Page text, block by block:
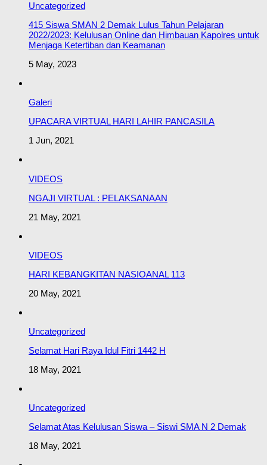
Uncategorized
415 Siswa SMAN 2 Demak Lulus Tahun Pelajaran
2022/2023: Kelulusan Online dan Himbauan Kapolres untuk
Menjaga Ketertiban dan Keamanan
5 May, 2023
Galeri
UPACARA VIRTUAL HARI LAHIR PANCASILA
1 Jun, 2021
VIDEOS
NGAJI VIRTUAL : PELAKSANAAN
21 May, 2021
VIDEOS
HARI KEBANGKITAN NASIOANAL 113
20 May, 2021
Uncategorized
Selamat Hari Raya Idul Fitri 1442 H
18 May, 2021
Uncategorized
Selamat Atas Kelulusan Siswa – Siswi SMA N 2 Demak
18 May, 2021